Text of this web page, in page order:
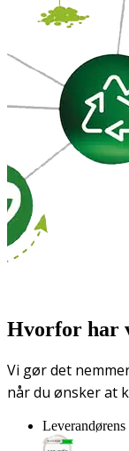
Hvorfor har
Vi gør det
når du ønsker at